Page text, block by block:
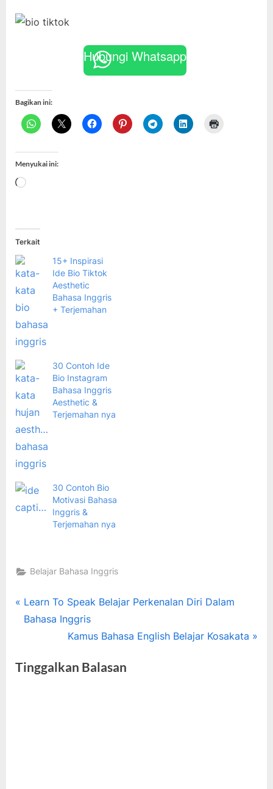
Hubungi Whatsapp
Bagikan ini:
Menyukai ini:
Memuat...
Terkait
15+ Inspirasi
Ide Bio Tiktok
Aesthetic
Bahasa Inggris
+ Terjemahan
30 Contoh Ide
Bio Instagram
Bahasa Inggris
Aesthetic &
Terjemahan nya
30 Contoh Bio
Motivasi Bahasa
Inggris &
Terjemahan nya
Belajar Bahasa Inggris
Tags:
bahasa
inggris
Navigasi
P
r
i
Learn To Speak Belajar Perkenalan Diri Dalam
Bahasa Inggris
N
x
Kamus Bahasa English Belajar Kosakata
Tinggalkan Balasan